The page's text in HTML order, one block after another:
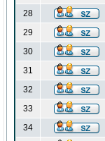
28
29
30
31
32
33
34